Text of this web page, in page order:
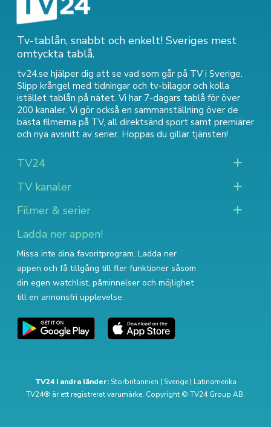
Tv-tablån, snabbt och enkelt! Sveriges mest
omtyckta tablå.
tv24.se hjälper dig att se vad som går på TV i Sverige.
Slipp krångel med tidningar och tv-bilagor och kolla
istället tablån på nätet. Vi har 7-dagars tablå för över
200 kanaler. Vi gör också en sammanställning över de
bästa filmerna på TV, all direktsänd sport samt premiärer
och nya avsnitt av serier. Hoppas du gillar tjänsten!
TV24
TV kanaler
Filmer & serier
Ladda ner appen!
Missa inte dina favoritprogram. Ladda ner
appen och få tillgång till fler funktioner såsom
din egen watchlist, påminnelser och möjlighet
till en annonsfri upplevelse.
TV24 i andra länder: Storbritannien | Sverige| Latinamerika
TV24® är ett registrerat varumärke. Copyright © TV24 Group AB.